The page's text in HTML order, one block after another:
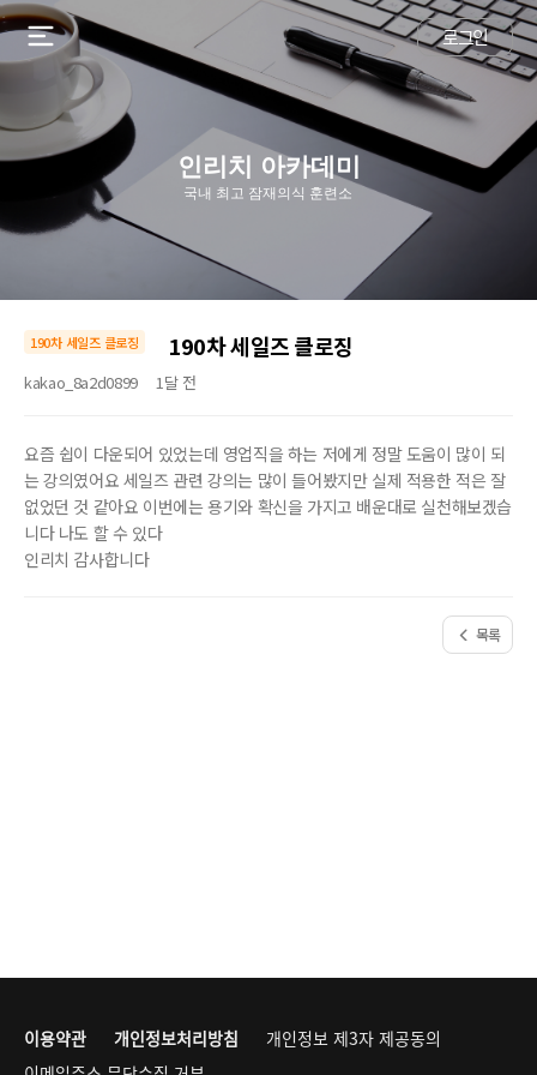
로그인
인리치 아카데미
국내 최고 잠재의식 훈련소
190차 세일즈 클로징 190차 세일즈 클로징
kakao_8a2d0899 1달 전
요즘 쉽이 다운되어 있었는데 영업직을 하는 저에게 정말 도움이 많이 되
는 강의였어요 세일즈 관련 강의는 많이 들어봤지만 실제 적용한 적은 잘
없었던 것 같아요 이번에는 용기와 확신을 가지고 배운대로 실천해보겠습
니다 나도 할 수 있다
인리치 감사합니다
목록
이용약관 개인정보처리방침
개인정보 제3자 제공동의